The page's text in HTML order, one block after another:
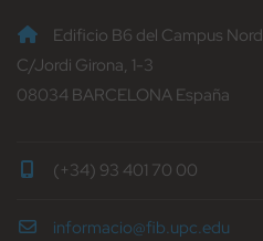
Edificio B6 del Campus Nord
C/Jordi Girona, 1-3
08034 BARCELONA España
(+34) 93 401 70 00
informacio@fib.upc.edu